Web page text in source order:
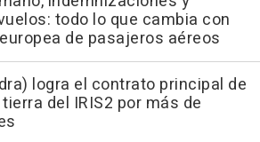
todo lo que cambia con
de pasajeros aéreos
logra el contrato principal de
del IRIS2 por más de